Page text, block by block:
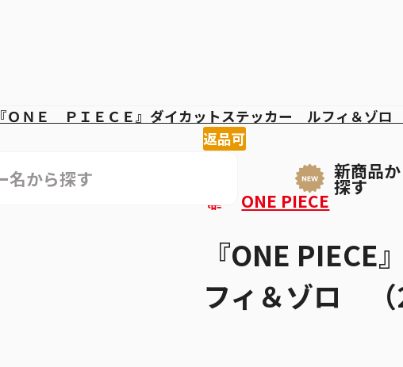
新商品
探す
『ＯＮＥ ＰＩＥＣＥ』ダイカットステッカー ルフィ＆ゾ
返品可
ONE PIECE
『ONE
フィ＆ゾロ （